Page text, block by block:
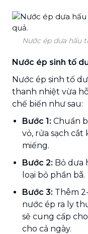
Nước ép dưa hấu
Nước ép sinh tố
Nước ép sinh tố
thanh nhiệt vừa
chế biến như sau:
Bước 1: Chuẩn
vỏ, rửa sạch
miếng.
Bước 2: Bỏ dưa
loại bỏ phần bã.
Bước 3: Thêm
nước ép ra ly
sẽ cung cấp
cho cả ngày.